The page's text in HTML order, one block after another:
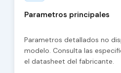
Parametros principales
Parametros detallados no
modelo. Consulta las
el datasheet del fabricante.